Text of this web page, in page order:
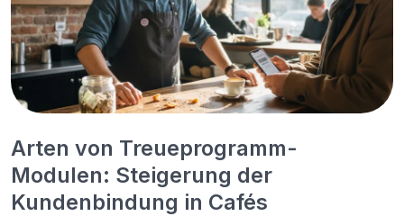
Arten von Treueprogramm-
Modulen: Steigerung der
Kundenbindung in Cafés